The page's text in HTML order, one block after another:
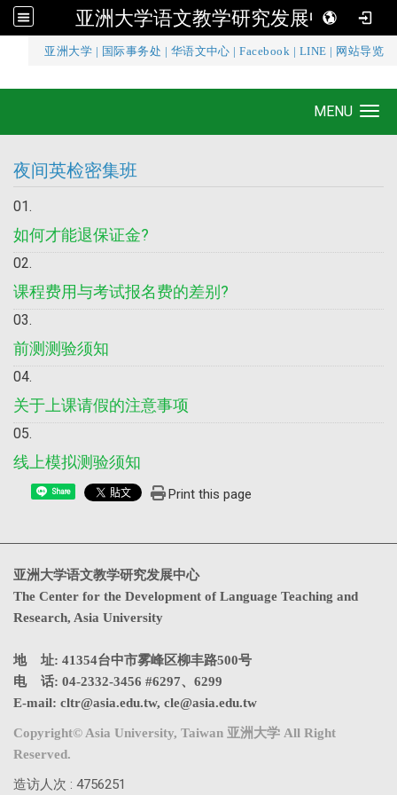
亚洲大学语文教学研究发展中心
亚洲大学 国际事务处 华语文中心 |Facebook LINE 网站导览
亚洲大学语文教学研究发展中心
MENU
夜间英检密集班
如何才能退保证金?
课程费用与考试报名费的差别?
前测测验须知
关于上课请假的注意事项
线上模拟测验须知
Share Print this page
亚洲大学语文教学研究发展中心
The Center for the Development of Language Teaching and
Research, Asia University
地 址: 41354台中市雾峰区柳丰路500号
电 话: 04-2332-3456 #6297、6299
E-mail: cltr@asia.edu.tw, cle@asia.edu.tw
Copyright© Asia University, Taiwan 亚洲大学 All Right
Reserved.
造访人次 : 4756251